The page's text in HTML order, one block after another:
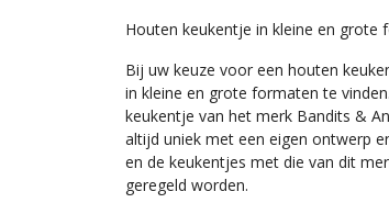
Houten keukentje in kleine en grote
Bij uw keuze voor een houten
in kleine en grote formaten te
keukentje van het merk Bandits &
altijd uniek met een eigen ontwerp
en de keukentjes met die van dit
geregeld worden.